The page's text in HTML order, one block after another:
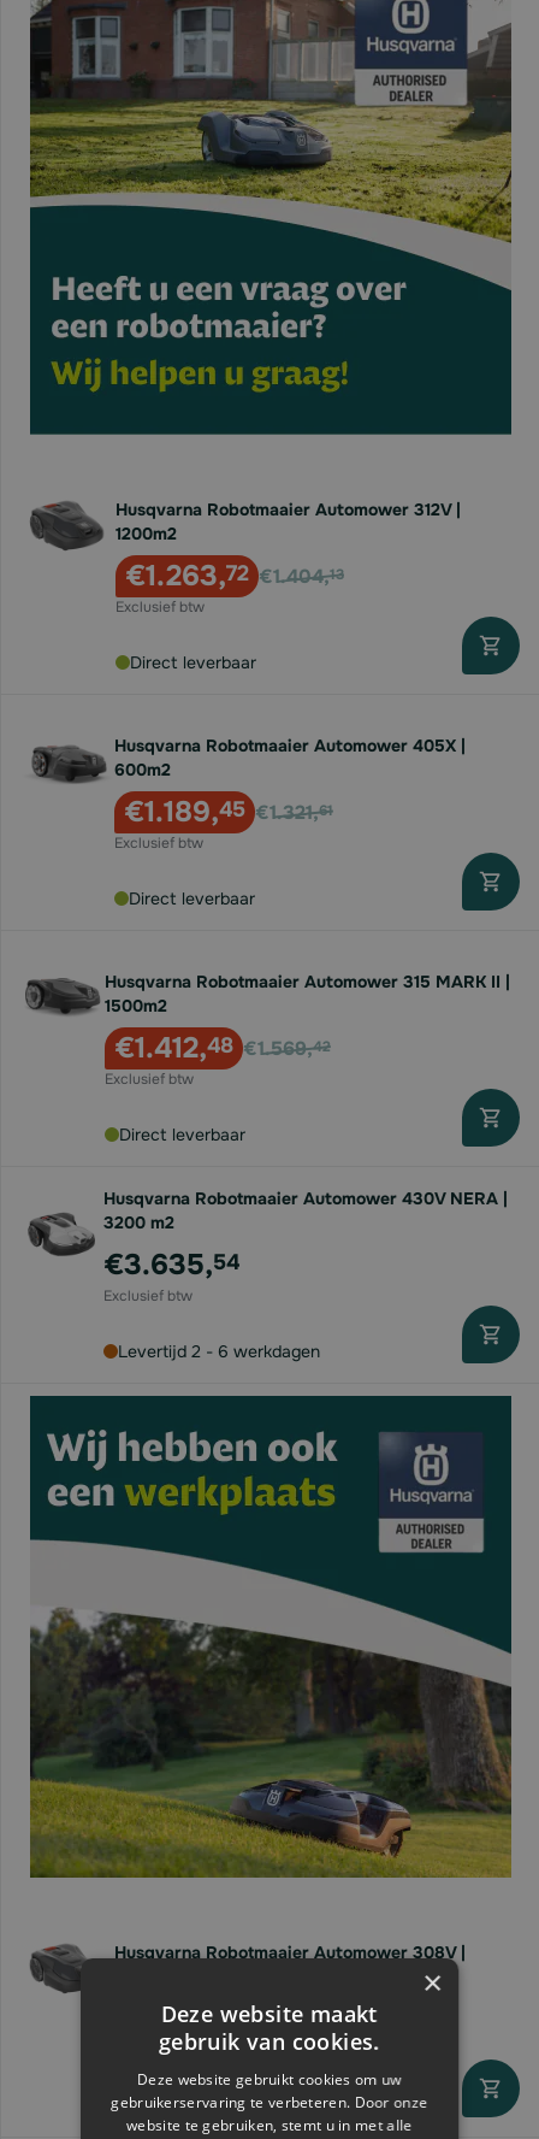
Husqvarna Robotmaaier Automower 312V |
1200m2
Voor
€1.263,72 €1.404,13
Direct leverbaar
Husqvarna Robotmaaier Automower 405X |
600m2
Voor
€1.189,45 €1.321,61
Direct leverbaar
Husqvarna Robotmaaier Automower 315 MARK II |
1500m2
Voor
€1.412,48 €1.569,42
Direct leverbaar
Husqvarna Robotmaaier Automower 430V NERA |
3200 m2
€3.635,54
Levertijd 2 - 6 werkdagen
Husqvarna Robotmaaier Automower 308V |
€1.086, 83€1.156, 20
Direct leverbaar
×
Deze website maakt
gebruik van cookies.
Deze website gebruikt cookies om uw
gebruikerservaring te verbeteren. Door onze
website te gebruiken, stemt u in met alle